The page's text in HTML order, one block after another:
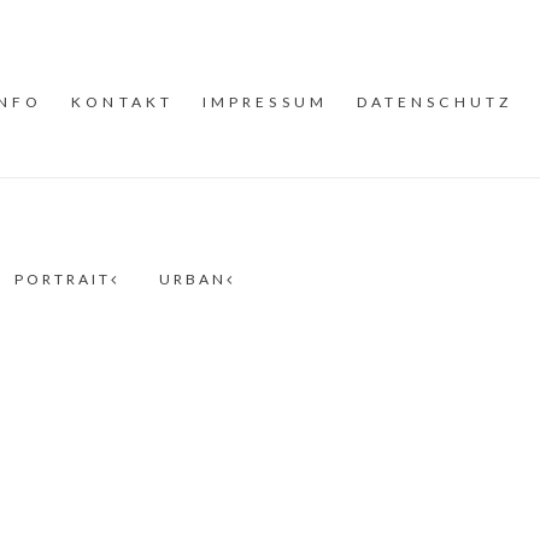
KONTAKT IMPRESSUM DATENSCHUTZ
PORTRAIT URBAN